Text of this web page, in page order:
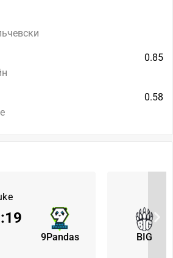
0.85
0.58
9Pandas
:19
BIG